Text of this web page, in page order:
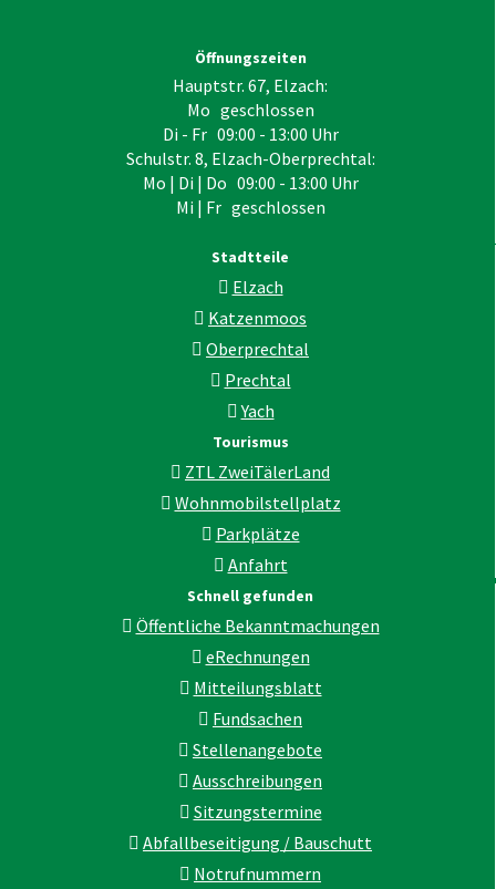
Öffnungszeiten
Hauptstr. 67, Elzach:
Mo geschlossen
Di - Fr 09:00 - 13:00 Uhr
Schulstr. 8, Elzach-Oberprechtal:
Mo | Di | Do 09:00 - 13:00 Uhr
Mi | Fr geschlossen
Stadtteile
Elzach
Katzenmoos
Oberprechtal
Prechtal
Yach
Tourismus
ZTL ZweiTälerLand
Wohnmobilstellplatz
Parkplätze
Anfahrt
Schnell gefunden
Öffentliche Bekanntmachungen
eRechnungen
Mitteilungsblatt
Fundsachen
Stellenangebote
Ausschreibungen
Sitzungstermine
Abfallbeseitigung / Bauschutt
Notrufnummern